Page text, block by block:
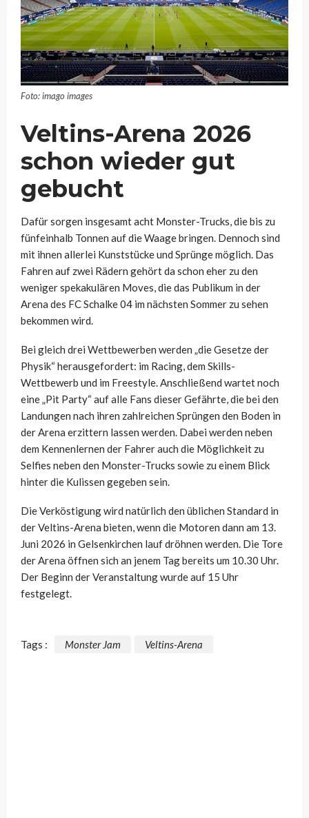
Foto: imago images
Veltins-Arena 2026
schon wieder gut
gebucht
Dafür sorgen insgesamt acht Monster-Trucks, die bis zu
fünfeinhalb Tonnen auf die Waage bringen. Dennoch sind
mit ihnen allerlei Kunststücke und Sprünge möglich. Das
Fahren auf zwei Rädern gehört da schon eher zu den
weniger spekakulären Moves, die das Publikum in der
Arena des FC Schalke 04 im nächsten Sommer zu sehen
bekommen wird.
Bei gleich drei Wettbewerben werden „die Gesetze der
Physik“ herausgefordert: im Racing, dem Skills-
Wettbewerb und im Freestyle. Anschließend wartet noch
eine „Pit Party“ auf alle Fans dieser Gefährte, die bei den
Landungen nach ihren zahlreichen Sprüngen den Boden in
der Arena erzittern lassen werden. Dabei werden neben
dem Kennenlernen der Fahrer auch die Möglichkeit zu
Selfies neben den Monster-Trucks sowie zu einem Blick
hinter die Kulissen gegeben sein.
Die Verköstigung wird natürlich den üblichen Standard in
der Veltins-Arena bieten, wenn die Motoren dann am 13.
Juni 2026 in Gelsenkirchen lauf dröhnen werden. Die Tore
der Arena öffnen sich an jenem Tag bereits um 10.30 Uhr.
Der Beginn der Veranstaltung wurde auf 15 Uhr
festgelegt.
Tags : Monster Jam Veltins-Arena